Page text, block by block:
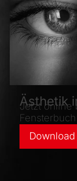
Ästhetik
Jetzt online
Fensterbuch